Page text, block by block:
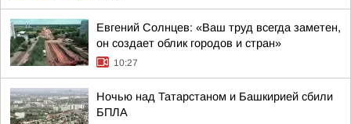
Евгений Солнцев: «Ваш труд всегда заметен,
он создает облик городов и стран»
10:27
Ночью над Татарстаном и Башкирией сбили
БПЛА